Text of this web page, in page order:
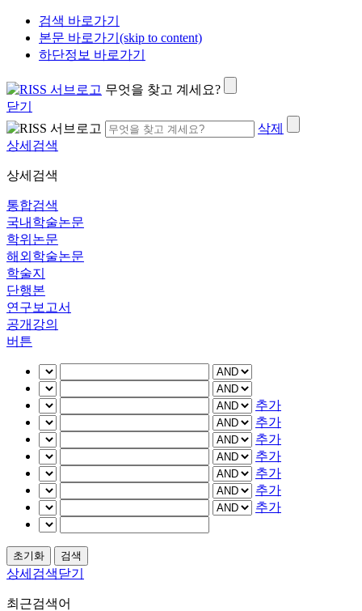
검색 바로가기
본문 바로가기(skip to content)
하단정보 바로가기
무엇을 찾고 계세요?
닫기
삭제
상세검색
상세검색
통합검색
국내학술논문
학위논문
해외학술논문
학술지
단행본
연구보고서
공개강의
버튼
추가
추가
추가
추가
추가
추가
추가
상세검색닫기
최근검색어